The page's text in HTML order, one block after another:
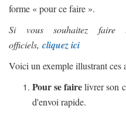
forme « pour ce faire ».
Si vous souhaitez faire
officiels, cliquez ici
Voici un exemple illustrant ces
Pour se fairelivrer son
d'envoi rapide.